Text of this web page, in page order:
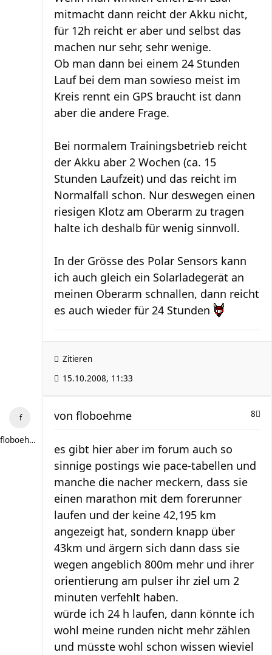
mitmacht dann reicht der Akku nicht,
für 12h reicht er aber und selbst das
machen nur sehr, sehr wenige.
Ob man dann bei einem 24 Stunden
Lauf bei dem man sowieso meist im
Kreis rennt ein GPS braucht ist dann
aber die andere Frage.
Bei normalem Trainingsbetrieb reicht
der Akku aber 2 Wochen (ca. 15
Stunden Laufzeit) und das reicht im
Normalfall schon. Nur deswegen einen
riesigen Klotz am Oberarm zu tragen
halte ich deshalb für wenig sinnvoll.
In der Grösse des Polar Sensors kann
ich auch gleich ein Solarladegerät an
meinen Oberarm schnallen, dann reicht
es auch wieder für 24 Stunden
Zitieren
15.10.2008, 11:33
floboehme
8
von floboehme
es gibt hier aber im forum auch so
sinnige postings wie pace-tabellen und
manche die nacher meckern, dass sie
einen marathon mit dem forerunner
laufen und der keine 42,195 km
angezeigt hat, sondern knapp über
43km und ärgern sich dann dass sie
wegen angeblich 800m mehr und ihrer
orientierung am pulser ihr ziel um 2
minuten verfehlt haben.
würde ich 24 h laufen, dann könnte ich
wohl meine runden nicht mehr zählen
und müsste wohl schon wissen wieviel